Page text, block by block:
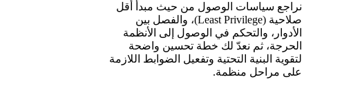
نراجع سياسات الوصول من حيث مبدأ أقل
صلاحية (Least Privilege)، والفصل بين
الأدوار، والتحكم في الوصول إلى الأنظمة
الحرجة، ثم نعدّ لك خطة تحسين واضحة
لتقوية البنية التحتية وتفعيل الضوابط اللازمة
على مراحل منظمة.